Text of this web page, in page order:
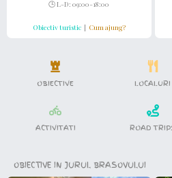
🕒 L-D: 09:00-18:00
Obiectiv turistic | Cum ajung?
OBIECTIVE LOCALURI
ACTIVITATI ROAD
OBIECTIVE IN JURUL BRASOVULUI